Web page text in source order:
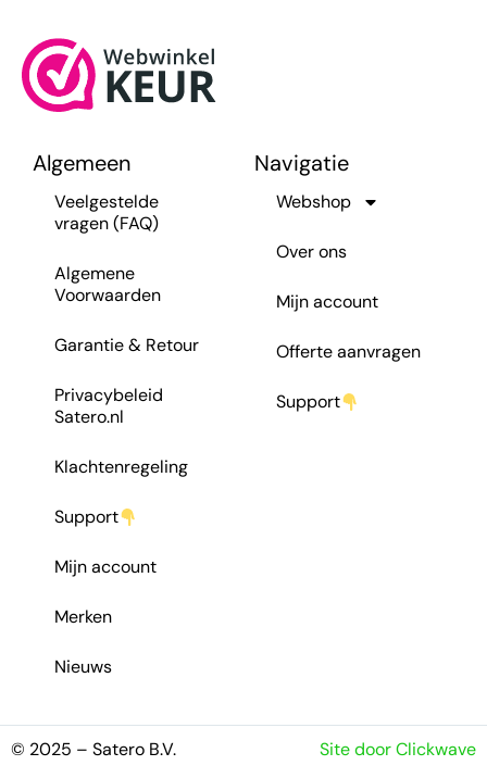
Algemeen
Veelgestelde
vragen (FAQ)
Algemene
Voorwaarden
Garantie & Retour
Privacybeleid
Satero.nl
Klachtenregeling
Support
Mijn account
Merken
Nieuws
Navigatie
Webshop
Over ons
Mijn account
Offerte aanvragen
Support
© 2025 – Satero B.V. Site door Clickwave